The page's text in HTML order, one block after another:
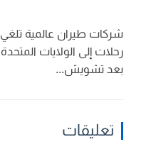
شركات طيران عالمية تلغي
رحلات إلى الولايات المتحدة
بعد تشويش...
تعليقات